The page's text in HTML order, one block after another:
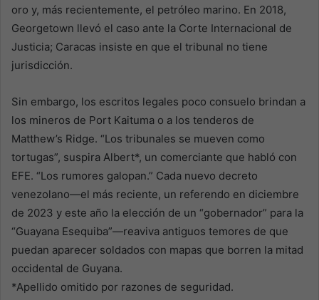
oro y, más recientemente, el petróleo marino. En 2018,
Georgetown llevó el caso ante la Corte Internacional de
Justicia; Caracas insiste en que el tribunal no tiene
jurisdicción.
Sin embargo, los escritos legales poco consuelo brindan a
los mineros de Port Kaituma o a los tenderos de
Matthew’s Ridge. “Los tribunales se mueven como
tortugas”, suspira Albert*, un comerciante que habló con
EFE. “Los rumores galopan.” Cada nuevo decreto
venezolano—el más reciente, un referendo en diciembre
de 2023 y este año la elección de un “gobernador” para la
“Guayana Esequiba”—reaviva antiguos temores de que
puedan aparecer soldados con mapas que borren la mitad
occidental de Guyana.
*Apellido omitido por razones de seguridad.